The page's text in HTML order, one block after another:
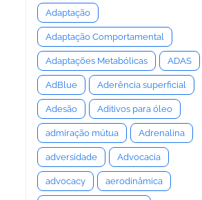
Adaptação
Adaptação Comportamental
Adaptações Metabólicas ADAS
AdBlue Aderência superficial
Adesão Aditivos para óleo
admiração mútua Adrenalina
adversidade Advocacia
advocacy aerodinâmica